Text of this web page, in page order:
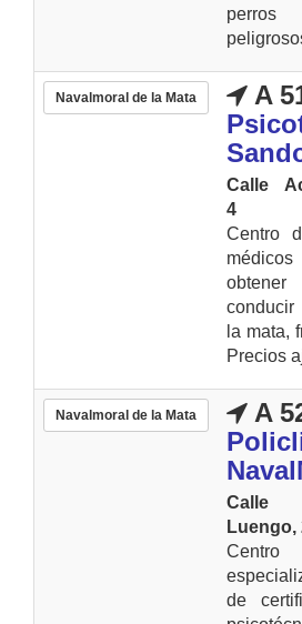
perros
Navalmoral de la Mata
A
Calle
4
Centro
la mata,
Precios
Navalmoral de la Mata
A
Calle
Luengo,
de